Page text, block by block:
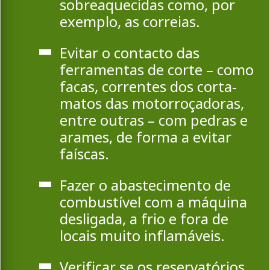
sobreaquecidas como, por
exemplo, as correias.
Evitar o contacto das
ferramentas de corte – como
facas, correntes dos corta-
matos das motorroçadoras,
entre outras – com pedras e
arames, de forma a evitar
faíscas.
Fazer o abastecimento de
combustível com a máquina
desligada, a frio e fora de
locais muito inflamáveis.